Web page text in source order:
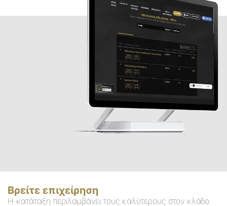
Βρείτε επιχείρηση
Η κατάταξη περιλαμβάνει τους καλύτερους στον κλάδο